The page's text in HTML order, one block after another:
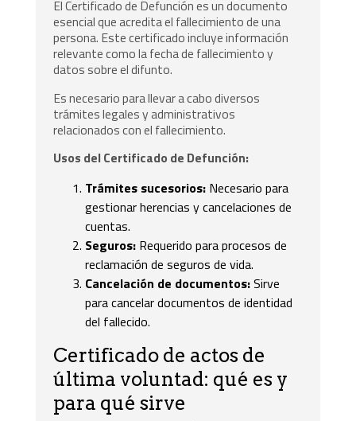
El Certificado de Defunción es un documento
esencial que acredita el fallecimiento de una
persona. Este certificado incluye información
relevante como la fecha de fallecimiento y
datos sobre el difunto.
Es necesario para llevar a cabo diversos
trámites legales y administrativos
relacionados con el fallecimiento.
Usos del Certificado de Defunción:
Trámites sucesorios: Necesario para
gestionar herencias y cancelaciones de
cuentas.
Seguros: Requerido para procesos de
reclamación de seguros de vida.
Cancelación de documentos:Sirve
para cancelar documentos de identidad
del fallecido.
Certificado de actos de
última voluntad: qué es y
para qué sirve